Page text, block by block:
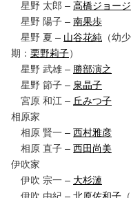
星野 太郎 –高橋ジョージ
星野 陽子 –南果歩
星野 夏 – 山谷花純 （幼少
期： 栗野莉子）
星野 武雄 – 勝部演之
星野 節子 – 泉晶子
宮原 和江 – 丘みつ子
相原家
相原 賢一 –西村雅彦
相原 直子 –西田尚美
伊吹家
伊吹 宗一 – 大杉漣